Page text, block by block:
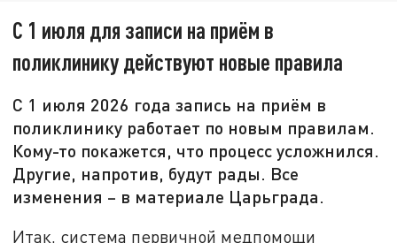
С 1 июля для записи на приём в
поликлинику действуют новые правила
С 1 июля 2026 года запись на приём в
поликлинику работает по новым правилам.
Кому-то покажется, что процесс усложнился.
Другие, напротив, будут рады. Все
изменения – в материале Царьграда.
Итак, система первичной медпомощи